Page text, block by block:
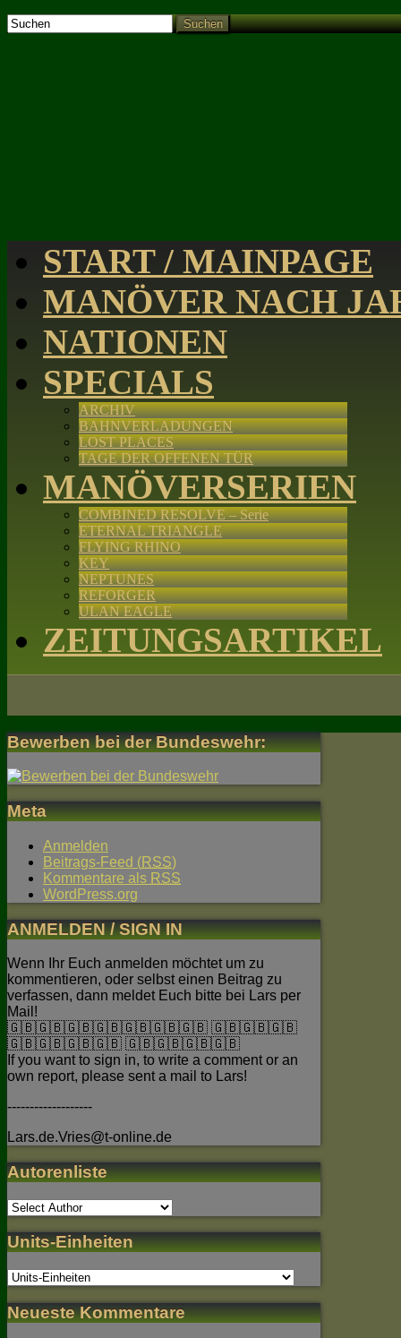
Suchen
START / MAINPAGE
MANÖVER NACH
NATIONEN
SPECIALS
ARCHIV
BAHNVERLADUNGEN
LOST PLACES
TAGE DER OFFENEN TÜR
MANÖVERSERIEN
COMBINED RESOLVE – Serie
ETERNAL TRIANGLE
FLYING RHINO
KEY
NEPTUNES
REFORGER
ULAN EAGLE
ZEITUNGSARTIKEL
Bewerben bei der Bundeswehr:
Meta
Anmelden
Beitrags-Feed (RSS)
Kommentare als RSS
WordPress.org
ANMELDEN / SIGN IN
Wenn Ihr Euch anmelden möchtet um zu
kommentieren, oder selbst einen Beitrag zu
verfassen, dann meldet Euch bitte bei Lars per
Mail!
🇬🇧🇬🇧🇬🇧🇬🇧🇬🇧🇬🇧🇬🇧 🇬🇧🇬🇧🇬🇧
🇬🇧🇬🇧🇬🇧🇬🇧 🇬🇧🇬🇧🇬🇧🇬🇧
If you want to sign in, to write a comment or an
own report, please sent a mail to Lars!
-------------------
Lars.de.Vries@t-online.de
Autorenliste
Units-Einheiten
Neueste Kommentare